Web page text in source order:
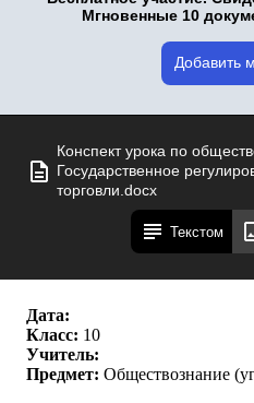
Мгновенные 10
Добавить
Конспект урока по
Государственное
торговли.docx
Текстом
Дата:
Класс: 10
Учитель:
Предмет: Обществознание